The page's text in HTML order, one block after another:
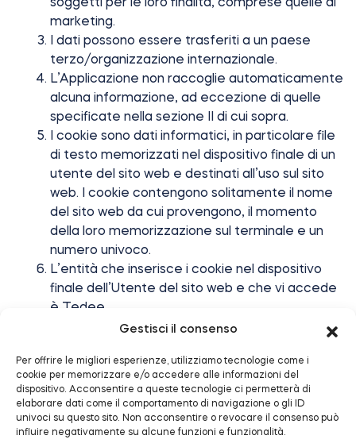
Gestisci il consenso
Per offrire le migliori esperienze, utilizziamo tecnologie come i
cookie per memorizzare e/o accedere alle informazioni del
dispositivo. Acconsentire a queste tecnologie ci permetterà di
elaborare dati come il comportamento di navigazione o gli ID
univoci su questo sito. Non acconsentire o revocare il consenso può
influire negativamente su alcune funzioni e funzionalità.
marketing.
I dati possono essere trasferiti a un paese
terzo/organizzazione internazionale.
L’Applicazione non raccoglie automaticamente
alcuna informazione, ad eccezione di quelle
specificate nella sezione II di cui sopra.
I cookie sono dati informatici, in particolare file
di testo memorizzati nel dispositivo finale di un
utente del sito web e destinati all’uso sul sito
web. I cookie contengono solitamente il nome
del sito web da cui provengono, il momento
della loro memorizzazione sul terminale e un
numero univoco.
L’entità che inserisce i cookie nel dispositivo
finale dell’Utente del sito web e che vi accede
è Tedee.
I cookie sono utilizzati al fine di:
preferenze dell’Utente e ottimizzare l’uso
dei siti web; in particolare, questi file
consentono il riconoscimento del dispositivo
dell’utente del sito web e la visualizzazione
appropriata del sito web, adattata alle sue